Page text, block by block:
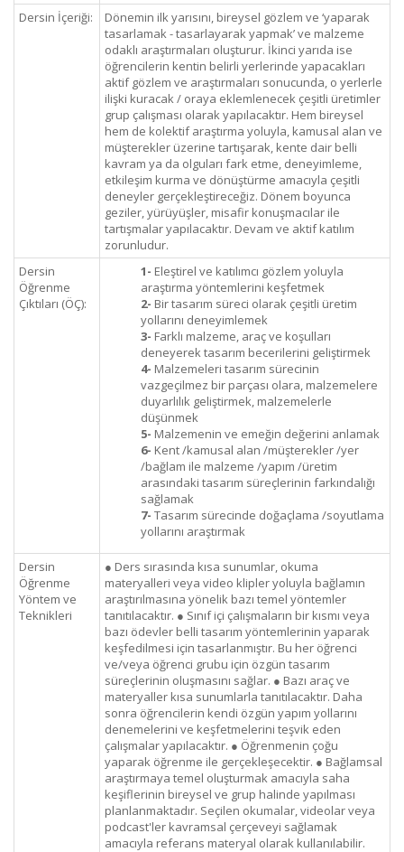
Dersin İçeriği:
Dönemin ilk yarısını, bireysel gözlem ve ‘yaparak
tasarlamak - tasarlayarak yapmak’ ve malzeme
odaklı araştırmaları oluşturur. İkinci yarıda ise
öğrencilerin kentin belirli yerlerinde yapacakları
aktif gözlem ve araştırmaları sonucunda, o yerlerle
ilişki kuracak / oraya eklemlenecek çeşitli üretimler
grup çalışması olarak yapılacaktır. Hem bireysel
hem de kolektif araştırma yoluyla, kamusal alan ve
müşterekler üzerine tartışarak, kente dair belli
kavram ya da olguları fark etme, deneyimleme,
etkileşim kurma ve dönüştürme amacıyla çeşitli
deneyler gerçekleştireceğiz. Dönem boyunca
geziler, yürüyüşler, misafir konuşmacılar ile
tartışmalar yapılacaktır. Devam ve aktif katılım
zorunludur.
Dersin
Öğrenme
Çıktıları (ÖÇ):
1- Eleştirel ve katılımcı gözlem yoluyla
araştırma yöntemlerini keşfetmek
2- Bir tasarım süreci olarak çeşitli üretim
yollarını deneyimlemek
3- Farklı malzeme, araç ve koşulları
deneyerek tasarım becerilerini geliştirmek
4- Malzemeleri tasarım sürecinin
vazgeçilmez bir parçası olara, malzemelere
duyarlılık geliştirmek, malzemelerle
düşünmek
5- Malzemenin ve emeğin değerini anlamak
6- Kent /kamusal alan /müşterekler /yer
/bağlam ile malzeme /yapım /üretim
arasındaki tasarım süreçlerinin farkındalığı
sağlamak
7- Tasarım sürecinde doğaçlama /soyutlama
yollarını araştırmak
Dersin
Öğrenme
Yöntem ve
Teknikleri
● Ders sırasında kısa sunumlar, okuma
materyalleri veya video klipler yoluyla bağlamın
araştırılmasına yönelik bazı temel yöntemler
tanıtılacaktır. ● Sınıf içi çalışmaların bir kısmı veya
bazı ödevler belli tasarım yöntemlerinin yaparak
keşfedilmesi için tasarlanmıştır. Bu her öğrenci
ve/veya öğrenci grubu için özgün tasarım
süreçlerinin oluşmasını sağlar. ● Bazı araç ve
materyaller kısa sunumlarla tanıtılacaktır. Daha
sonra öğrencilerin kendi özgün yapım yollarını
denemelerini ve keşfetmelerini teşvik eden
çalışmalar yapılacaktır. ● Öğrenmenin çoğu
yaparak öğrenme ile gerçekleşecektir. ● Bağlamsal
araştırmaya temel oluşturmak amacıyla saha
keşiflerinin bireysel ve grup halinde yapılması
planlanmaktadır. Seçilen okumalar, videolar veya
podcast'ler kavramsal çerçeveyi sağlamak
amacıyla referans materyal olarak kullanılabilir.